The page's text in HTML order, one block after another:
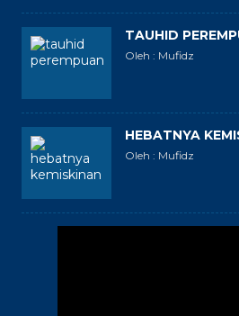
TAUHID
Oleh : Mufidz
HEBATNYA
Oleh : Mufidz